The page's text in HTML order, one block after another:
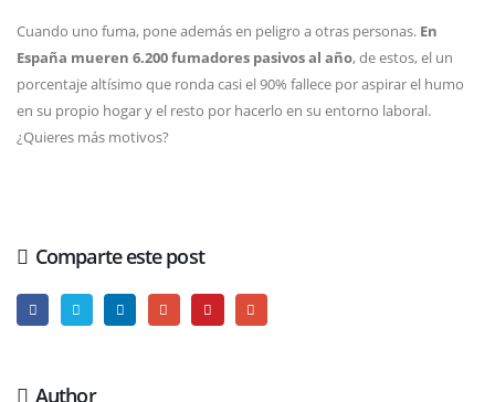
Cuando uno fuma, pone además en peligro a otras personas. En
España mueren 6.200 fumadores pasivos al año, de estos, el un
porcentaje altísimo que ronda casi el 90% fallece por aspirar el humo
en su propio hogar y el resto por hacerlo en su entorno laboral.
¿Quieres más motivos?
Comparte este post
Author